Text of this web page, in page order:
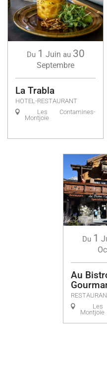
Du 1 Juin au 30
Septembre
La Trabla
HOTEL-RESTAURANT
Les Contamines-
Montjoie
Du 1
Au
Les
Montjoie